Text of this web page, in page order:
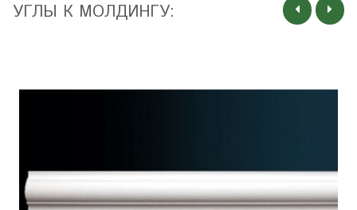
УГЛЫ К МОЛДИНГУ: